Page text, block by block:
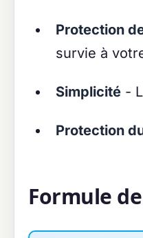
Protection
survie à
Simplicité -
Protection
Formule